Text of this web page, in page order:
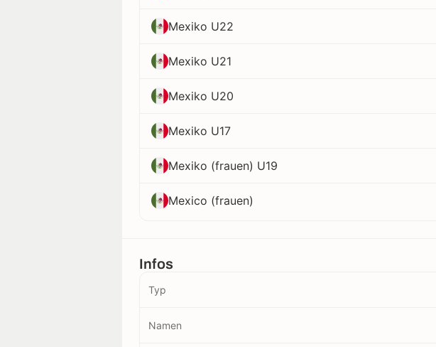
Mexiko U22
Mexiko U21
Mexiko U20
Mexiko U17
Mexiko (frauen) U19
Mexico (frauen)
Infos
Typ
Namen